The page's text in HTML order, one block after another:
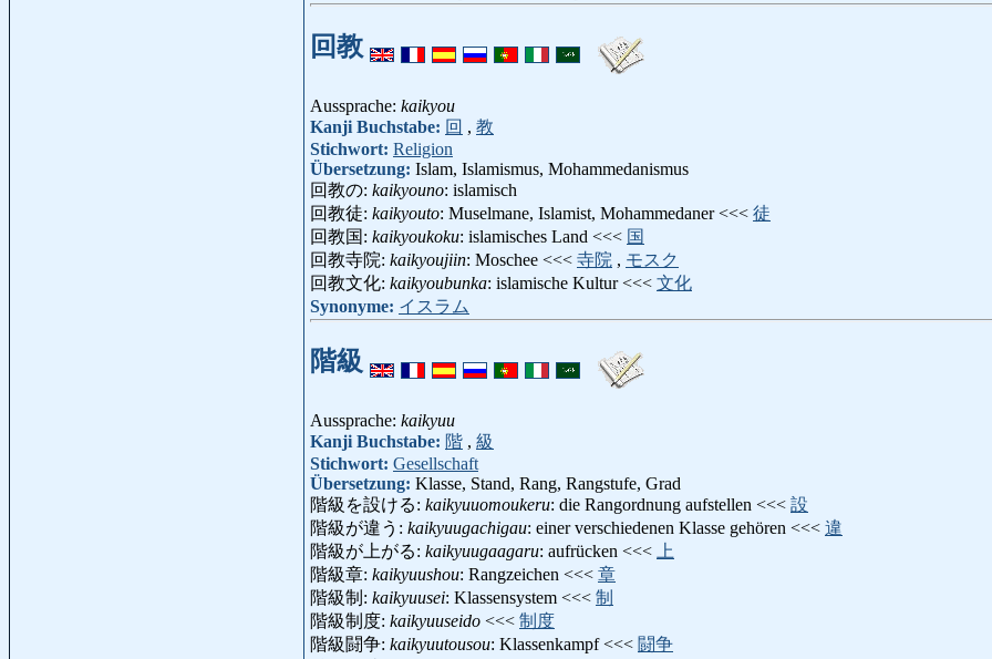
回教
Aussprache: kaikyou
Kanji Buchstabe: 回 , 教
Stichwort: Religion
Übersetzung: Islam, Islamismus, Mohammedanismus
回教の: kaikyouno: islamisch
回教徒: kaikyouto: Muselmane, Islamist, Mohammedaner <<< 徒
回教国: kaikyoukoku: islamisches Land <<< 国
回教寺院: kaikyoujiin: Moschee <<< 寺院 , モスク
回教文化: kaikyoubunka: islamische Kultur <<< 文化
Synonyme: イスラム
階級
Aussprache: kaikyuu
Kanji Buchstabe: 階 , 級
Stichwort: Gesellschaft
Übersetzung: Klasse, Stand, Rang, Rangstufe, Grad
階級を設ける: kaikyuuomoukeru: die Rangordnung aufstellen <<< 設
階級が違う: kaikyuugachigau: einer verschiedenen Klasse gehören <<< 違
階級が上がる: kaikyuugaagaru: aufrücken <<<
上
階級章: kaikyuushou: Rangzeichen <<< 章
階級制: kaikyuusei: Klassensystem <<< 制
階級制度: kaikyuuseido <<< 制度
階級闘争: kaikyuutousou: Klassenkampf <<< 闘争